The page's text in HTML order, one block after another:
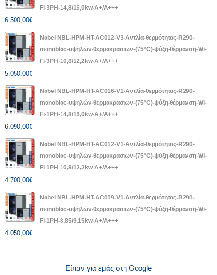
Fi-3PH-14,8/16,0kw-A+/A+++
6.500,00€
Nobel NBL-HPM-HT-AC012-V3-Αντλία-θερμότητας-R290-
monobloc-υψηλών-θερμοκρασιων-(75°C)-ψύξη-θέρμανση-Wi-
Fi-3PH-10,8/12,2kw-A+/A+++
5.050,00€
Nobel NBL-HPM-HT-AC016-V1-Αντλία-θερμότητας-R290-
monobloc-υψηλών-θερμοκρασιων-(75°C)-ψύξη-θέρμανση-Wi-
Fi-1PH-14,8/16,0kw-A+/A+++
6.090,00€
Nobel NBL-HPM-HT-AC012-V1-Αντλία-θερμότητας-R290-
monobloc-υψηλών-θερμοκρασιων-(75°C)-ψύξη-θέρμανση-Wi-
Fi-1PH-10,8/12,2kw-A+/A+++
4.700,00€
Nobel NBL-HPM-HT-AC009-V1-Αντλία-θερμότητας-R290-
monobloc-υψηλών-θερμοκρασιων-(75°C)-ψύξη-θέρμανση-Wi-
Fi-1PH-8,85/9,15kw-A+/A+++
4.050,00€
Είπαν για εμάς στη Google